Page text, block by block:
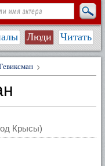
Люди Читать
Крысы)